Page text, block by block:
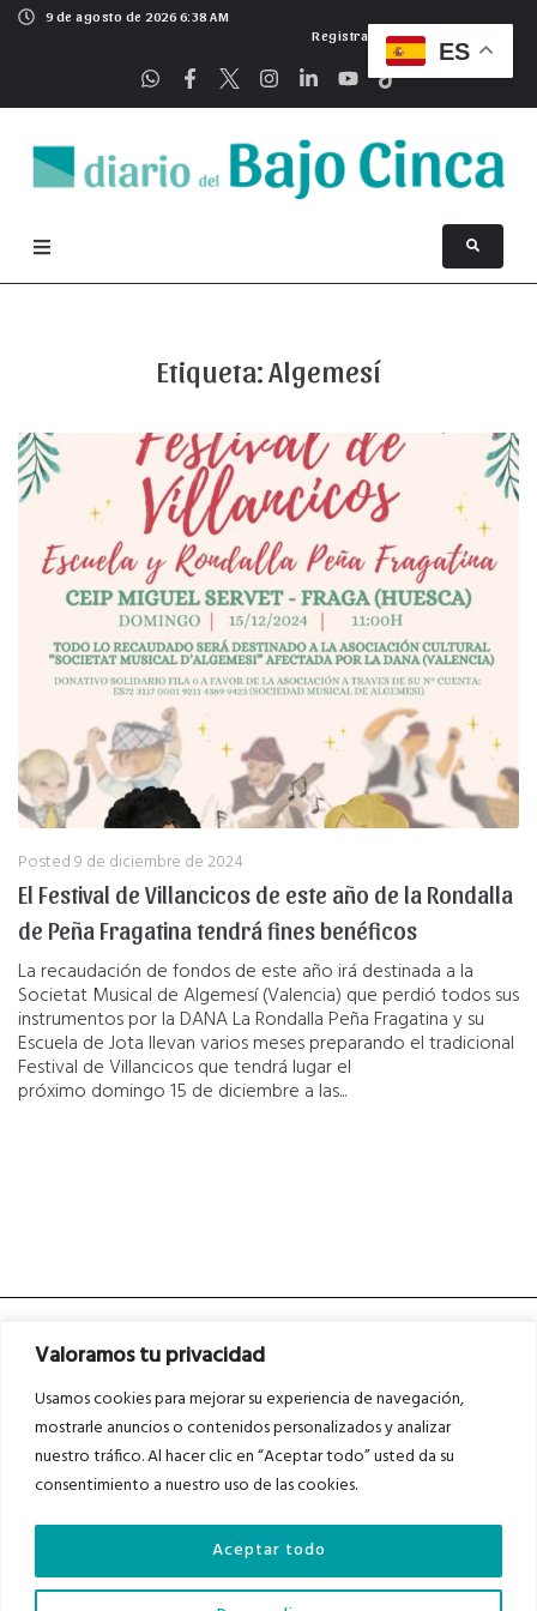
Valoramos tu privacidad
Usamos cookies para mejorar su experiencia de navegación,
mostrarle anuncios o contenidos personalizados y analizar
nuestro tráfico. Al hacer clic en “Aceptar todo” usted da su
consentimiento a nuestro uso de las cookies.
Aceptar todo
9 de agosto de 2026 6:38 AM
Registrarse
Etiqueta: Algemesí
Posted9 de diciembre de 2024
El Festival de Villancicos de este año de la Rondalla
de Peña Fragatina tendrá fines benéficos
La recaudación de fondos de este año irá destinada a la
Societat Musical de Algemesí (Valencia) que perdió todos sus
instrumentos por la DANA La Rondalla Peña Fragatina y su
Escuela de Jota llevan varios meses preparando el tradicional
Festival de Villancicos que tendrá lugar el
próximo domingo 15 de diciembre a las...
Asociados a
Auditados por
ES